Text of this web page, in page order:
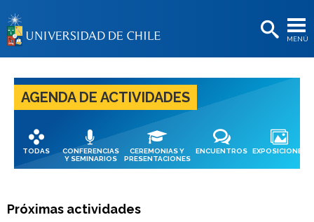
MENÚ
BIBLIOTECAS
Postulantes
Estudiantes
Académicas/os
Egresadas/os
AGENDA DE ACTIVIDADES
TODAS
CONFERENCIAS
Y SEMINARIOS
CEREMONIAS Y
PRESENTACIONES
ENCUENTROS EXPOSICIONES
Próximas actividades